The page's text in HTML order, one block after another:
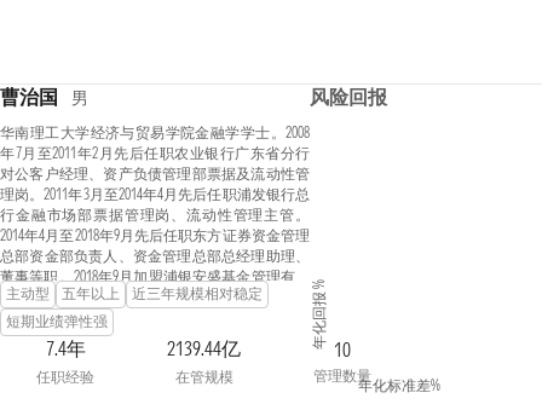
曹治国 男
华南理工大学经济与贸易学院金融学学士。2008
年7月至2011年2月先后任职农业银行广东省分行
对公客户经理、资产负债管理部票据及流动性管
理岗。2011年3月至2014年4月先后任职浦发银行总
行金融市场部票据管理岗、流动性管理主管。
2014年4月至2018年9月先后任职东方证券资金管理
总部资金部负责人、资金管理总部总经理助理、
董事等职。2018年9月加盟浦银安盛基金管理有限
公司，2018年9月至2019年3月在固定收益投资部任
职货币基金基金经理助理，现任固定收益投资部
副总监。2020年8月至2021年12月担任浦银安盛普
天纯债债券型证券投资基金的基金经理。2020年3
月至2022年3月担任浦银安盛盛晖一年定期开放债
主动型 五年以上
近三年规模相对稳定
短期业绩弹性强
7.4年
任职经验
2139.44亿
在管规模
10
管理数量
风险回报
年化回报 %
年化标准差%